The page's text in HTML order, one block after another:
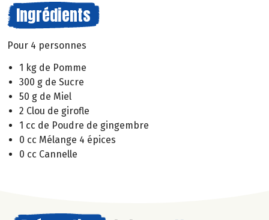
Ingrédients
Pour 4 personnes
1 kg de Pomme
300 g de Sucre
50 g de Miel
2 Clou de girofle
1 cc de Poudre de gingembre
0 cc Mélange 4 épices
0 cc Cannelle